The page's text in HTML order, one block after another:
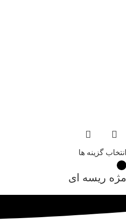
انتخاب گزینه ها
مژه ریسه ای